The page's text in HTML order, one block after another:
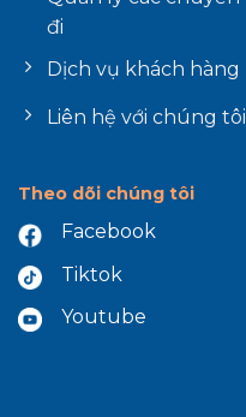
đi
Dịch vụ khách hàng
Liên hệ với chúng tôi
Theo dõi chúng tôi
Facebook
Tiktok
Youtube